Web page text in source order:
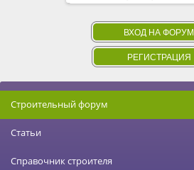
ВХОД НА ФОРУМ
РЕГИСТРАЦИЯ
Строительный форум
Статьи
Справочник строителя